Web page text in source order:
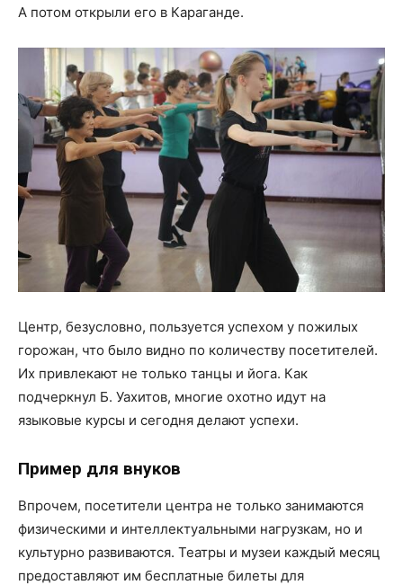
А потом открыли его в Караганде.
Центр, безусловно, пользуется успехом у пожилых
горожан, что было видно по количеству посетителей.
Их привлекают не только танцы и йога. Как
подчеркнул Б. Уахитов, многие охотно идут на
языковые курсы и сегодня делают успехи.
Пример для внуков
Впрочем, посетители центра не только занимаются
физическими и интеллектуальными нагрузкам, но и
культурно развиваются. Театры и музеи каждый месяц
предоставляют им бесплатные билеты для